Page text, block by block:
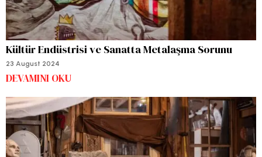
Kültür Endüstrisi ve Sanatta Metalaşma Sorunu
23 August 2024
DEVAMINI OKU